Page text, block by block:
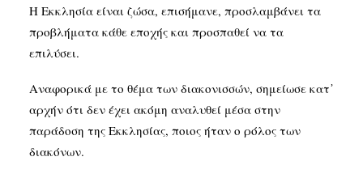
Η Εκκλησία είναι ζώσα, επισήμανε, προσλαμβάνει τα
προβλήματα κάθε εποχής και προσπαθεί να τα
επιλύσει.
Αναφορικά με το θέμα των διακονισσών, σημείωσε κατ᾽
αρχήν ότι δεν έχει ακόμη αναλυθεί μέσα στην
παράδοση της Εκκλησίας, ποιος ήταν ο ρόλος των
διακόνων.